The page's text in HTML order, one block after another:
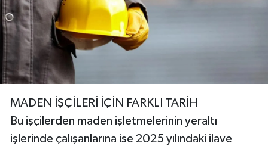
MADEN İŞÇİLERİ İÇİN FARKLI TARİH
Bu işçilerden maden işletmelerinin yeraltı
işlerinde çalışanlarına ise 2025 yılındaki ilave